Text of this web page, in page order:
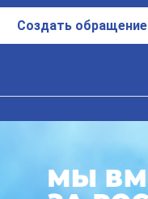
Создать обращение